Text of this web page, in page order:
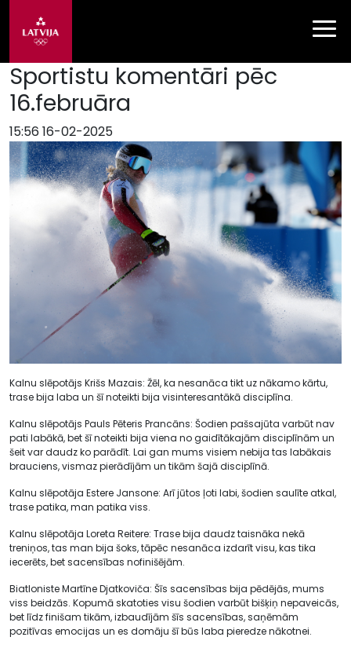
Sportistu komentāri pēc
16.februāra
15:56 16-02-2025
Kalnu slēpotājs Krišs Mazais: Žēl, ka nesanāca tikt uz nākamo kārtu,
trase bija laba un šī noteikti bija visinteresantākā disciplīna.
Kalnu slēpotājs Pauls Pēteris Prancāns: Šodien pašsajūta varbūt nav
pati labākā, bet šī noteikti bija viena no gaidītākajām disciplīnām un
šeit var daudz ko parādīt. Lai gan mums visiem nebija tas labākais
brauciens, vismaz pierādījām un tikām šajā disciplīnā.
Kalnu slēpotāja Estere Jansone: Arī jūtos ļoti labi, šodien saulīte atkal,
trase patika, man patika viss.
Kalnu slēpotāja Loreta Reitere: Trase bija daudz taisnāka nekā
treniņos, tas man bija šoks, tāpēc nesanāca izdarīt visu, kas tika
iecerēts, bet sacensības nofinišējām.
Biatloniste Martīne Djatkoviča: Šīs sacensības bija pēdējās, mums
viss beidzās. Kopumā skatoties visu šodien varbūt bišķiņ nepaveicās,
bet līdz finišam tikām, izbaudījām šīs sacensības, saņēmām
pozitīvas emocijas un es domāju šī būs laba pieredze nākotnei.